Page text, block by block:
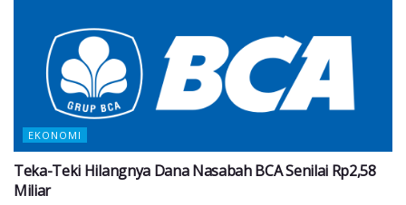
EKONOMI
Teka-Teki Hilangnya Dana Nasabah BCA Senilai Rp2,58
Miliar